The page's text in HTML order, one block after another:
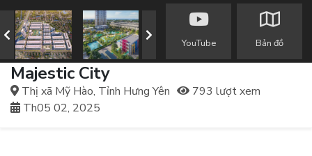
YouTube Bản đồ
Majestic City
Thị xã Mỹ Hào, Tỉnh Hưng Yên
793 lượt xem
Th05 02, 2025